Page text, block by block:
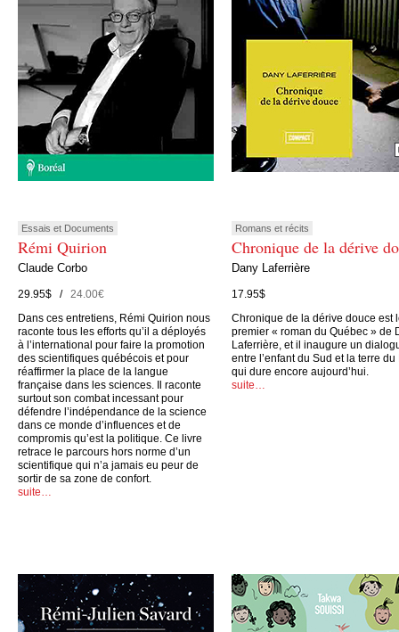
Essais et Documents
Rémi Quirion
Claude Corbo
29.95$ /24.00€
Dans ces entretiens, Rémi Quirion nous
raconte tous les efforts qu’il a déployés
à l’international pour faire la promotion
des scientifiques québécois et pour
réaffirmer la place de la langue
française dans les sciences. Il raconte
surtout son combat incessant pour
défendre l’indépendance de la science
dans ce monde d’influences et de
compromis qu’est la politique. Ce livre
retrace le parcours hors norme d’un
scientifique qui n’a jamais eu peur de
sortir de sa zone de confort.
suite…
Romans et récits
Chronique de la dérive
Dany Laferrière
17.95$
Chronique de la dérive douce est
premier « roman du Québec » de
Laferrière, et il inaugure un
entre l’enfant du Sud et la terre du
qui dure encore aujourd’hui.
suite…